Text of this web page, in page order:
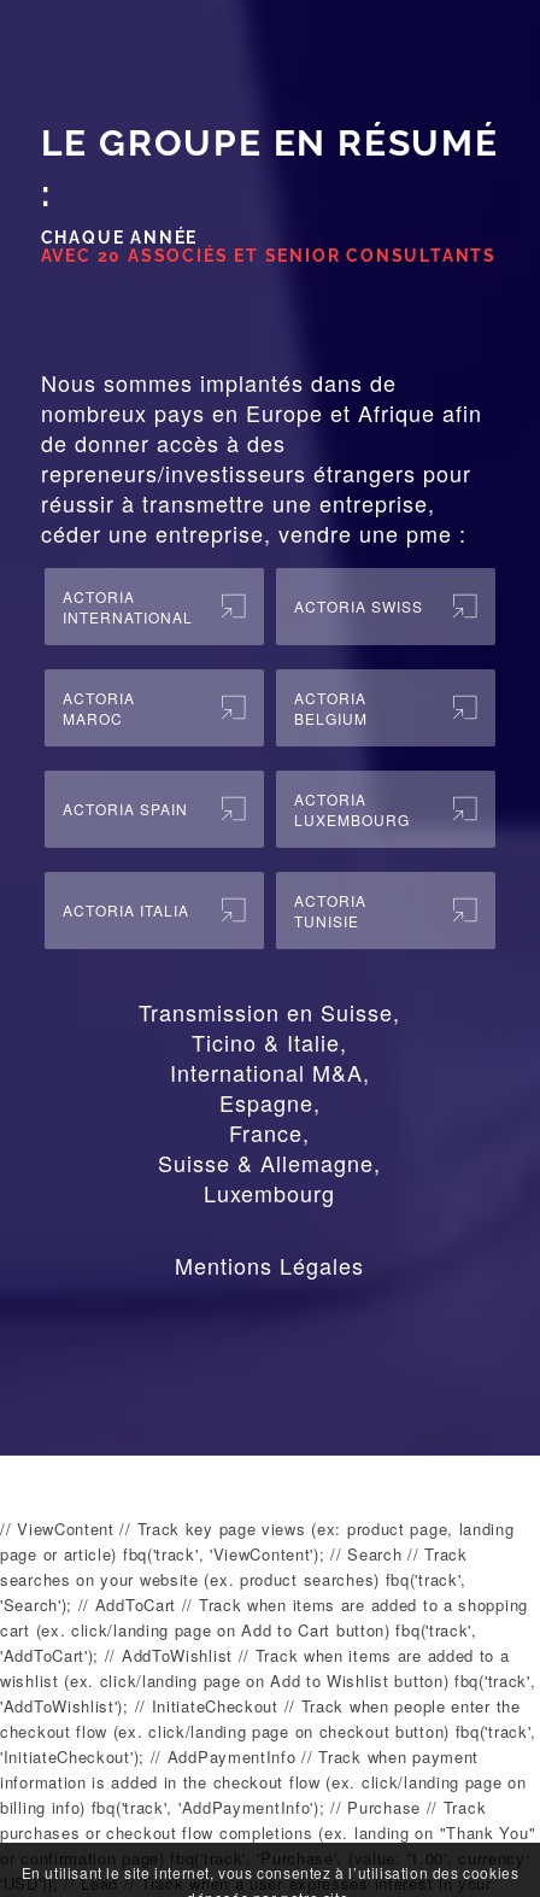
LE GROUPE EN RÉSUMÉ
:
CHAQUE ANNÉE
AVEC 20 ASSOCIÉS ET SENIOR CONSULTANTS
Nous sommes implantés dans de
nombreux pays en Europe et Afrique afin
de donner accès à des
repreneurs/investisseurs étrangers pour
réussir à transmettre une entreprise,
céder une entreprise, vendre une pme :
ACTORIA
INTERNATIONAL
ACTORIA SWISS
ACTORIA
MAROC
ACTORIA
BELGIUM
ACTORIA SPAIN
ACTORIA
LUXEMBOURG
ACTORIA ITALIA
ACTORIA
TUNISIE
Transmission en Suisse,
Ticino & Italie,
International M&A,
Espagne,
France,
Suisse & Allemagne,
Luxembourg
Mentions Légales
En utilisant le site internet, vous consentez à l’utilisation des cookies
// ViewContent // Track key page views (ex: product page, landing
page or article) fbq('track', 'ViewContent'); // Search // Track
searches on your website (ex. product searches) fbq('track',
'Search'); // AddToCart // Track when items are added to a shopping
cart (ex. click/landing page on Add to Cart button) fbq('track',
'AddToCart'); // AddToWishlist // Track when items are added to a
wishlist (ex. click/landing page on Add to Wishlist button) fbq('track',
'AddToWishlist'); // InitiateCheckout // Track when people enter the
checkout flow (ex. click/landing page on checkout button) fbq('track',
'InitiateCheckout'); // AddPaymentInfo // Track when payment
information is added in the checkout flow (ex. click/landing page on
billing info) fbq('track', 'AddPaymentInfo'); // Purchase // Track
purchases or checkout flow completions (ex. landing on "Thank You"
or confirmation page) fbq('track', 'Purchase', {value: '1.00', currency:
'USD'}); // Lead // Track when a user expresses interest in your